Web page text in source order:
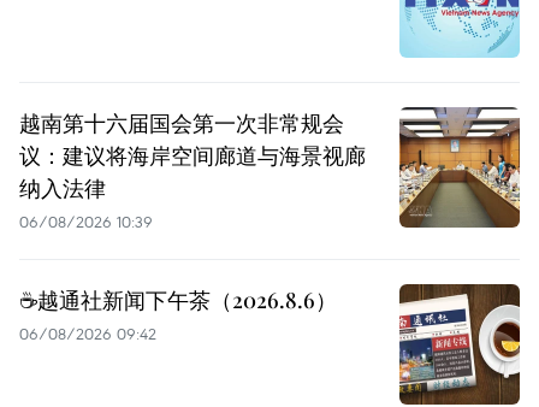
越南第十六届国会第一次非常规会
议：建议将海岸空间廊道与海景视廊
纳入法律
06/08/2026 10:39
☕️越通社新闻下午茶（2026.8.6）
06/08/2026 09:42